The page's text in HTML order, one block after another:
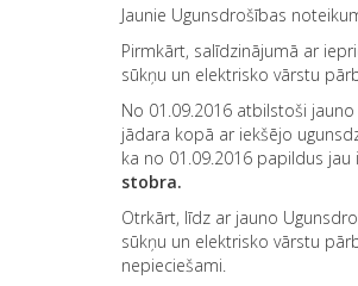
Jaunie Ugunsdrošības
Pirmkārt, salīdzinājumā ar
sūkņu un elektrisko vārstu
No 01.09.2016 atbilstoši
jādara kopā ar iekšējo
ka no 01.09.2016 papildus
stobra.
Otrkārt, līdz ar jauno
sūkņu un elektrisko vārstu
nepieciešami.